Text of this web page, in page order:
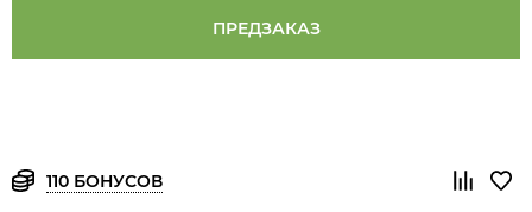
ПРЕДЗАКАЗ
110 БОНУСОВ